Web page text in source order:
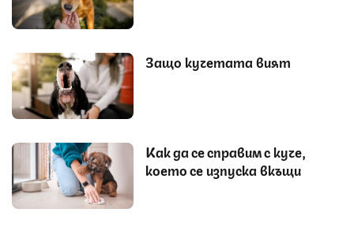
Защо кучетата вият
Как да се справим с куче,
което се изпуска вкъщи